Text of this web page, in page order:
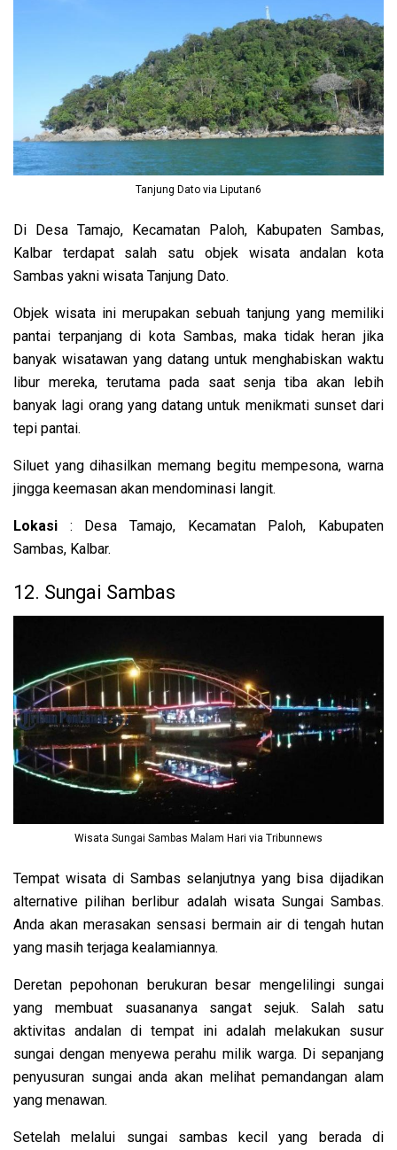
Tanjung Dato via Liputan6
Di Desa Tamajo, Kecamatan Paloh, Kabupaten Sambas,
Kalbar terdapat salah satu objek wisata andalan kota
Sambas yakni wisata Tanjung Dato.
Objek wisata ini merupakan sebuah tanjung yang memiliki
pantai terpanjang di kota Sambas, maka tidak heran jika
banyak wisatawan yang datang untuk menghabiskan waktu
libur mereka, terutama pada saat senja tiba akan lebih
banyak lagi orang yang datang untuk menikmati sunset dari
tepi pantai.
Siluet yang dihasilkan memang begitu mempesona, warna
jingga keemasan akan mendominasi langit.
Lokasi : Desa Tamajo, Kecamatan Paloh, Kabupaten
Sambas, Kalbar.
12. Sungai Sambas
Wisata Sungai Sambas Malam Hari via Tribunnews
Tempat wisata di Sambas selanjutnya yang bisa dijadikan
alternative pilihan berlibur adalah wisata Sungai Sambas.
Anda akan merasakan sensasi bermain air di tengah hutan
yang masih terjaga kealamiannya.
Deretan pepohonan berukuran besar mengelilingi sungai
yang membuat suasananya sangat sejuk. Salah satu
aktivitas andalan di tempat ini adalah melakukan susur
sungai dengan menyewa perahu milik warga. Di sepanjang
penyusuran sungai anda akan melihat pemandangan alam
yang menawan.
Setelah melalui sungai sambas kecil yang berada di